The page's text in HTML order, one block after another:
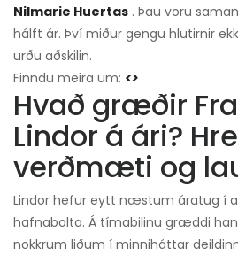
Nilmarie Huertas . Þau voru
hálft ár. Því miður gengu hlutirnir
urðu aðskilin.
Finndu meira um: <>
Hvað græðir
Lindor á ári?
verðmæti og
Lindor hefur eytt næstum áratug í
hafnabolta. Á tímabilinu græddi
nokkrum liðum í minniháttar